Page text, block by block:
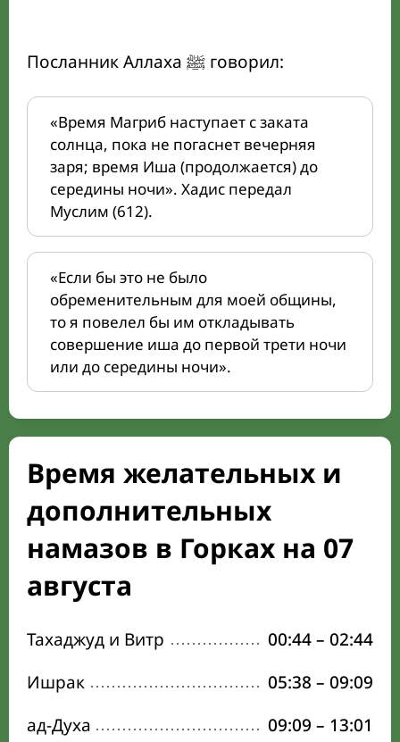
Посланник Аллаха ﷺ говорил:
«Время Магриб наступает с заката
солнца, пока не погаснет вечерняя
заря; время Иша (продолжается) до
середины ночи». Хадис передал
Муслим (612).
«Если бы это не было
обременительным для моей общины,
то я повелел бы им откладывать
совершение иша до первой трети ночи
или до середины ночи».
Время желательных и
дополнительных
намазов в Горках на 07
августа
Тахаджуд и Витр 00:44– 02:44
Ишрак
05:38 – 09:09
ад-Духа
09:09 – 13:01